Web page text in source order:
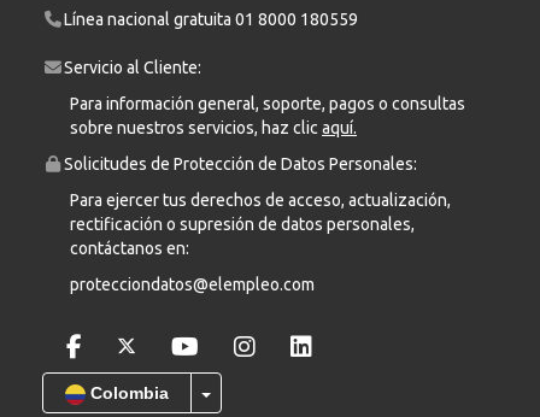
Línea nacional gratuita 01 8000 180559
Servicio al Cliente:
Para información general, soporte, pagos o consultas
sobre nuestros servicios, haz clicaquí.
Solicitudes de Protección de Datos Personales:
Para ejercer tus derechos de acceso, actualización,
rectificación o supresión de datos personales,
contáctanos en:
protecciondatos@elempleo.com
Colombia